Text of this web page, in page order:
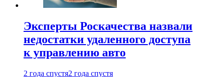
Эксперты Роскачества назвали
недостатки удаленного доступа
к управлению авто
2 года спустя2 года спустя